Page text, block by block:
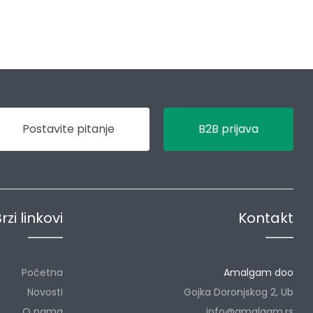
Postavite pitanje B2B prijava
linkovi
Početna
Novosti
Kontakt
Amalgam doo
Gojka Doronjskog 2, Ub